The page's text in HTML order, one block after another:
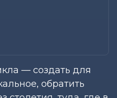
— создать для
обратить